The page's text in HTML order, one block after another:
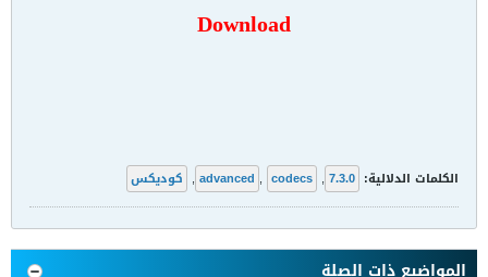
Download
الكلمات الدلالية: 7.3.0
,
advanced , codecs
, كوديكس
المواضيع ذات الصلة